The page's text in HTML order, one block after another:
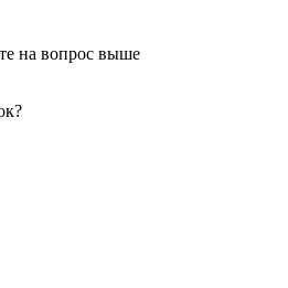
на вопрос выше